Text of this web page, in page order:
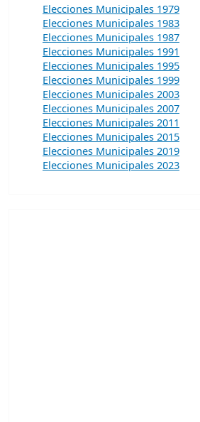
Elecciones Municipales 1979
Elecciones Municipales 1983
Elecciones Municipales 1987
Elecciones Municipales 1991
Elecciones Municipales 1995
Elecciones Municipales 1999
Elecciones Municipales 2003
Elecciones Municipales 2007
Elecciones Municipales 2011
Elecciones Municipales 2015
Elecciones Municipales 2019
Elecciones Municipales 2023